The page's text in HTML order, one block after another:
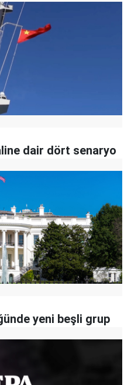
dair dört senaryo
yeni beşli grup